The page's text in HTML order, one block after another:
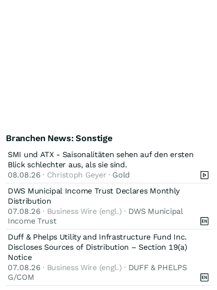
Branchen News: Sonstige
SMI und ATX - Saisonalitäten sehen auf den ersten
Blick schlechter aus, als sie sind.
08.08.26 · Christoph Geyer · Gold
DWS Municipal Income Trust Declares Monthly
Distribution
07.08.26 · Business Wire (engl.) · DWS Municipal
Income Trust
Duff & Phelps Utility and Infrastructure Fund Inc.
Discloses Sources of Distribution – Section 19(a)
Notice
07.08.26 · Business Wire (engl.) · DUFF & PHELPS
G/COM